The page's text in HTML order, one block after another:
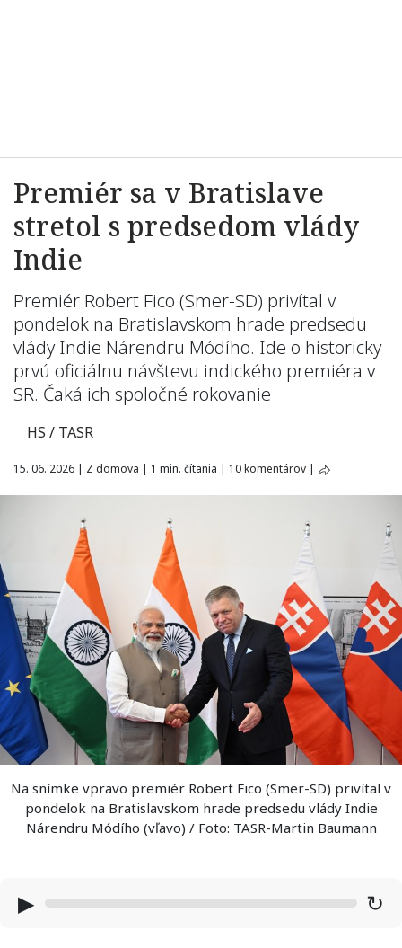
Premiér sa v Bratislave
stretol s predsedom vlády
Indie
Premiér Robert Fico (Smer-SD) privítal v
pondelok na Bratislavskom hrade predsedu
vlády Indie Nárendru Módího. Ide o historicky
prvú oficiálnu návštevu indického premiéra v
SR. Čaká ich spoločné rokovanie
HS / TASR
15. 06. 2026 | Z domova | 1 min. čítania | 10 komentárov |
Na snímke vpravo premiér Robert Fico (Smer-SD) privítal v
pondelok na Bratislavskom hrade predsedu vlády Indie
Nárendru Módího (vľavo) / Foto: TASR-Martin Baumann
▶ ↻